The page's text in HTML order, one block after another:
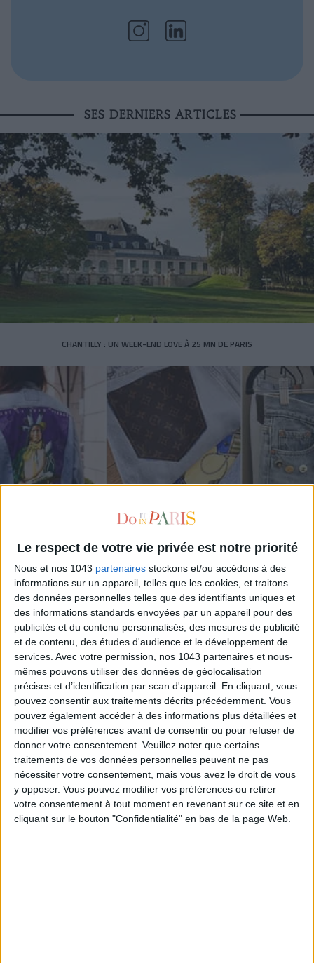
Le respect de votre vie privée est notre priorité
Nous et nos 1043 partenaires stockons et/ou accédons à des
informations sur un appareil, telles que les cookies, et traitons
des données personnelles telles que des identifiants uniques et
des informations standards envoyées par un appareil pour des
publicités et du contenu personnalisés, des mesures de publicité
et de contenu, des études d'audience et le développement de
services. Avec votre permission, nos 1043 partenaires et nous-
mêmes pouvons utiliser des données de géolocalisation
précises et d’identification par scan d'appareil. En cliquant, vous
pouvez consentir aux traitements décrits précédemment. Vous
pouvez également accéder à des informations plus détaillées et
modifier vos préférences avant de consentir ou pour refuser de
donner votre consentement. Veuillez noter que certains
traitements de vos données personnelles peuvent ne pas
nécessiter votre consentement, mais vous avez le droit de vous
y opposer. Vous pouvez modifier vos préférences ou retirer
votre consentement à tout moment en revenant sur ce site et en
cliquant sur le bouton "Confidentialité" en bas de la page Web.
SES DERNIERS ARTICLES
CHANTILLY : UN WEEK-END LOVE À 25 MN DE PARIS
COMMENT RESSUSCITER SON JEAN AVEC UN CARRÉ HERMÈS ET DES BOUTONS
CHANEL ?
QUE VAUT LA SÉRIE SUR LES COULISSES SUR L’OPÉRA GARNIER ?